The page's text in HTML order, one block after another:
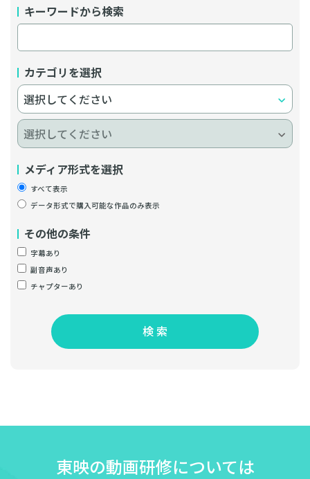
キーワードから検索
カテゴリを選択
メディア形式を選択
すべて表示
データ形式で購入可能な作品のみ表示
その他の条件
字幕あり
副音声あり
チャプターあり
検 索
東映の動画研修については